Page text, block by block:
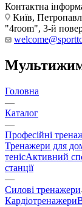
Контактна
Київ,
"4room", 3-й
Головна
—
Каталог
—
Професійні
Тренажери для
тенісАктивний
станції
—
Силові тренажери
Кардіотренажери